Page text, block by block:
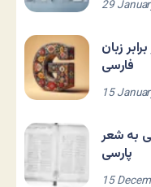
29
زبان
فارسی
15
به شعر
پارسی
15